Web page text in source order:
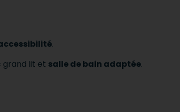
.
grand lit et salle de bain adaptée.